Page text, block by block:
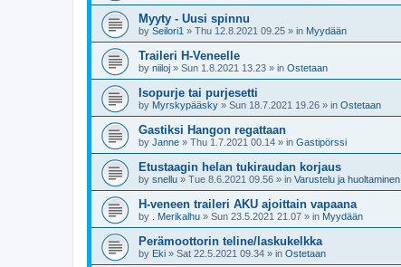
Myyty - Uusi spinnu
by Seilori1 » Thu 12.8.2021 09.25 » in Myydään
Traileri H-Veneelle
by niiloj » Sun 1.8.2021 13.23 » in Ostetaan
Isopurje tai purjesetti
by Myrskypääsky » Sun 18.7.2021 19.26 » in Ostetaan
Gastiksi Hangon regattaan
by Janne » Thu 1.7.2021 00.14 » in Gastipörssi
Etustaagin helan tukiraudan korjaus
by snellu » Tue 8.6.2021 09.56 » in Varustelu ja huoltaminen
H-veneen traileri AKU ajoittain vapaana
by . Merikalhu » Sun 23.5.2021 21.07 » in Myydään
Perämoottorin teline/laskukelkka
by Eki » Sat 22.5.2021 09.34 » in Ostetaan